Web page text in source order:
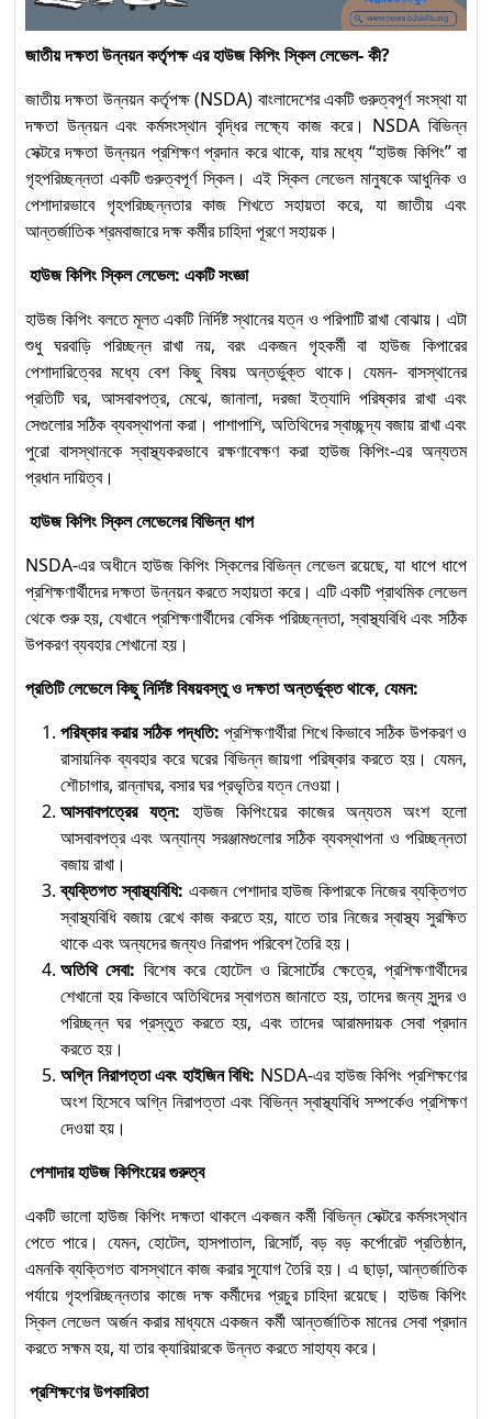
Level-3: Competency
Standards অনুযায়ী নতুন
দিগন্ত
“Solar Electrical
System Installation
and Maintenance”
অকুপেশনে Competency
Standards অনুযায়ী Level-2
১০
Installation and
Maintenance (Level-1) :
Competency Standards
অনুযায়ী দক্ষতা উন্নয়নের প্রথম ধাপ
১১
জাতীয় দক্ষতা উন্নয়ন কর্তৃপক্ষ এর হাউজ কিপিং স্কিল লেভেল- কী?
জাতীয় দক্ষতা উন্নয়ন কর্তৃপক্ষ (NSDA) বাংলাদেশের একটি গুরুত্বপূর্ণ সংস্থা যা
দক্ষতা উন্নয়ন এবং কর্মসংস্থান বৃদ্ধির লক্ষ্যে কাজ করে। NSDA বিভিন্ন
সেক্টরে দক্ষতা উন্নয়ন প্রশিক্ষণ প্রদান করে থাকে, যার মধ্যে “হাউজ কিপিং” বা
গৃহপরিচ্ছন্নতা একটি গুরুত্বপূর্ণ স্কিল। এই স্কিল লেভেল মানুষকে আধুনিক ও
পেশাদারভাবে গৃহপরিচ্ছন্নতার কাজ শিখতে সহায়তা করে, যা জাতীয় এবং
আন্তর্জাতিক শ্রমবাজারে দক্ষ কর্মীর চাহিদা পূরণে সহায়ক।
হাউজ কিপিং স্কিল লেভেল: একটি সংজ্ঞা
হাউজ কিপিং বলতে মূলত একটি নির্দিষ্ট স্থানের যত্ন ও পরিপাটি রাখা বোঝায়। এটা
শুধু ঘরবাড়ি পরিচ্ছন্ন রাখা নয়, বরং একজন গৃহকর্মী বা হাউজ কিপারের
পেশাদারিত্বের মধ্যে বেশ কিছু বিষয় অন্তর্ভুক্ত থাকে। যেমন- বাসস্থানের
প্রতিটি ঘর, আসবাবপত্র, মেঝে, জানালা, দরজা ইত্যাদি পরিষ্কার রাখা এবং
সেগুলোর সঠিক ব্যবস্থাপনা করা। পাশাপাশি, অতিথিদের স্বাচ্ছন্দ্য বজায় রাখা এবং
পুরো বাসস্থানকে স্বাস্থ্যকরভাবে রক্ষণাবেক্ষণ করা হাউজ কিপিং-এর অন্যতম
প্রধান দায়িত্ব।
হাউজ কিপিং স্কিল লেভেলের বিভিন্ন ধাপ
NSDA-এর অধীনে হাউজ কিপিং স্কিলের বিভিন্ন লেভেল রয়েছে, যা ধাপে ধাপে
প্রশিক্ষণার্থীদের দক্ষতা উন্নয়ন করতে সহায়তা করে। এটি একটি প্রাথমিক লেভেল
থেকে শুরু হয়, যেখানে প্রশিক্ষণার্থীদের বেসিক পরিচ্ছন্নতা, স্বাস্থ্যবিধি এবং সঠিক
উপকরণ ব্যবহার শেখানো হয়।
প্রতিটি লেভেলে কিছু নির্দিষ্ট বিষয়বস্তু ও দক্ষতা অন্তর্ভুক্ত থাকে, যেমন:
পরিষ্কার করার সঠিক পদ্ধতি: প্রশিক্ষণার্থীরা শিখে কিভাবে সঠিক উপকরণ ও
রাসায়নিক ব্যবহার করে ঘরের বিভিন্ন জায়গা পরিষ্কার করতে হয়। যেমন,
শৌচাগার, রান্নাঘর, বসার ঘর প্রভৃতির যত্ন নেওয়া।
আসবাবপত্রের যত্ন: হাউজ কিপিংয়ের কাজের অন্যতম অংশ হলো
আসবাবপত্র এবং অন্যান্য সরঞ্জামগুলোর সঠিক ব্যবস্থাপনা ও পরিচ্ছন্নতা
বজায় রাখা।
ব্যক্তিগত স্বাস্থ্যবিধি: একজন পেশাদার হাউজ কিপারকে নিজের ব্যক্তিগত
স্বাস্থ্যবিধি বজায় রেখে কাজ করতে হয়, যাতে তার নিজের স্বাস্থ্য সুরক্ষিত
থাকে এবং অন্যদের জন্যও নিরাপদ পরিবেশ তৈরি হয়।
অতিথি সেবা: বিশেষ করে হোটেল ও রিসোর্টের ক্ষেত্রে, প্রশিক্ষণার্থীদের
শেখানো হয় কিভাবে অতিথিদের স্বাগতম জানাতে হয়, তাদের জন্য সুন্দর ও
পরিচ্ছন্ন ঘর প্রস্তুত করতে হয়, এবং তাদের আরামদায়ক সেবা প্রদান
করতে হয়।
অগ্নি নিরাপত্তা এবং হাইজিন বিধি: NSDA-এর হাউজ কিপিং প্রশিক্ষণের
অংশ হিসেবে অগ্নি নিরাপত্তা এবং বিভিন্ন স্বাস্থ্যবিধি সম্পর্কেও প্রশিক্ষণ
দেওয়া হয়।
পেশাদার হাউজ কিপিংয়ের গুরুত্ব
একটি ভালো হাউজ কিপিং দক্ষতা থাকলে একজন কর্মী বিভিন্ন সেক্টরে কর্মসংস্থান
পেতে পারে। যেমন, হোটেল, হাসপাতাল, রিসোর্ট, বড় বড় কর্পোরেট প্রতিষ্ঠান,
এমনকি ব্যক্তিগত বাসস্থানে কাজ করার সুযোগ তৈরি হয়। এ ছাড়া, আন্তর্জাতিক
পর্যায়ে গৃহপরিচ্ছন্নতার কাজে দক্ষ কর্মীদের প্রচুর চাহিদা রয়েছে। হাউজ কিপিং
স্কিল লেভেল অর্জন করার মাধ্যমে একজন কর্মী আন্তর্জাতিক মানের সেবা প্রদান
করতে সক্ষম হয়, যা তার ক্যারিয়ারকে উন্নত করতে সাহায্য করে।
প্রশিক্ষণের উপকারিতা